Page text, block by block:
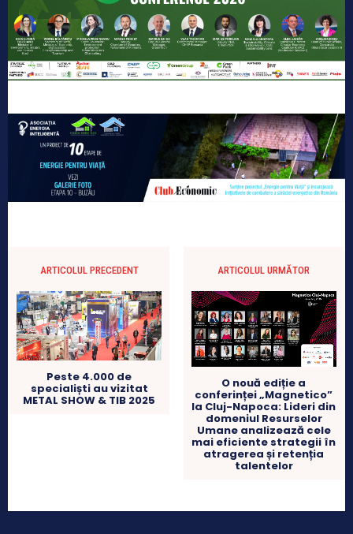
ARTICOLUL PRECEDENT
Peste 4.000 de
specialiști au vizitat
METAL SHOW & TIB 2025
ARTICOLUL URMĂTOR
O nouă ediție a
conferinței „Magnetico”
la Cluj-Napoca: Lideri din
domeniul Resurselor
Umane analizează cele
mai eficiente strategii în
atragerea și retenția
talentelor